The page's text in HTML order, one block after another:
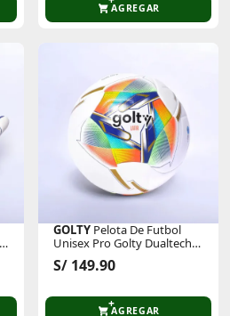
AGREGAR
GOLTY Pelota De Futbol
Unisex Pro Golty Dualtech
Latir
S/ 149.90
AGREGAR